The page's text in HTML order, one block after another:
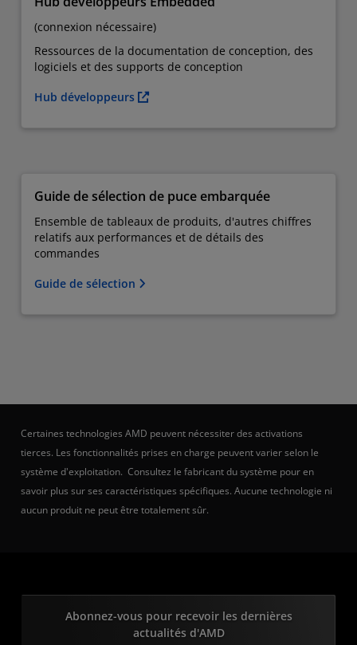
(connexion nécessaire)
Ressources de la documentation de conception, des
logiciels et des supports de conception
Hub développeurs
Guide de sélection de puce embarquée
Ensemble de tableaux de produits, d'autres chiffres
relatifs aux performances et de détails des
commandes
Guide de sélection
Certaines technologies AMD peuvent nécessiter des activations
tierces. Les fonctionnalités prises en charge peuvent varier selon le
système d'exploitation. Consultez le fabricant du système pour en
savoir plus sur ses caractéristiques spécifiques. Aucune technologie ni
aucun produit ne peut être totalement sûr.
Abonnez-vous pour recevoir les dernières
actualités d'AMD